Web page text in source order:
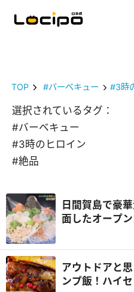
TOP #バーベキュー #3時
選択されているタグ：
#バーベキュー
#3時のヒロイン
#絶品
日間賀島で豪
面したオープ
アウトドアと
ンプ飯！ハイ